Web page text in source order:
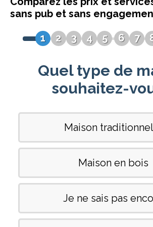
sans pub et sans
1
2 3 4 5 6 7
Quel type de
souhaitez-
Maison
Maison en bois
Je ne sais pas